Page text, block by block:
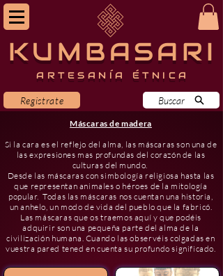
Registrate Buscar
KUMBASARI
ARTESANÍA ÉTNICA
Máscaras de madera
Si la cara es el reflejo del alma, las máscaras son una de
las expresiones mas profundas del corazón de las
culturas del mundo.
Desde las máscaras con simbología religiosa hasta las
que representan animales o héroes de la mitología
popular. Todas las máscaras nos cuentan una historia,
un anhelo, un modo de vida del pueblo que la fabricó.
Las máscaras que os traemos aquí y que podéis
adquirir son una pequeña parte del alma de la
civilización humana. Cuando lasobservéis colgadas en
vuestra pared tened en cuenta su profundo significado.